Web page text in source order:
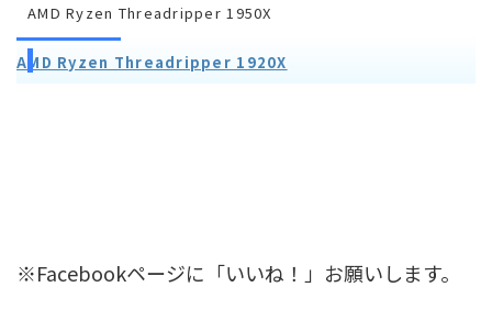
AMD Ryzen Threadripper 1950X
AMD Ryzen Threadripper 1920X
※Facebookページに「いいね！」お願いします。